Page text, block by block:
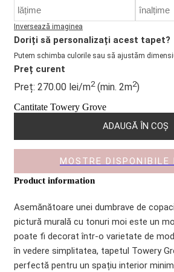
Inversează imaginea
Doriți să personalizați acest tapet?
Putem schimba culorile sau să ajustăm
Preț curent
Preț: 270.00 lei/m2(min. 2m2)
Cantitate Towery Grove
ADAUGĂ ÎN COȘ
MOSTRE DISPONIBILE
Product information
Asemănătoare unei dumbrave de
pictură murală cu tonuri moi este un
poate fi decorat într-o varietate de
în vedere simplitatea, tapetul Towery
perfectă pentru un spațiu interior